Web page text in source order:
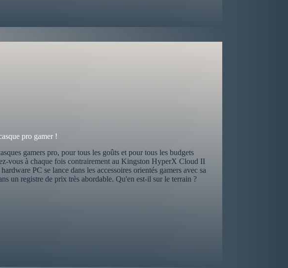
pro gamer !
gamers pro, pour tous les goûts et pour tous les budgets
vous à chaque fois contrairement au Kingston HyperX Cloud II
PC se lance dans les accessoires orientés gamers avec sa
un registre de prix très abordable. Qu'en est-il sur le terrain ?